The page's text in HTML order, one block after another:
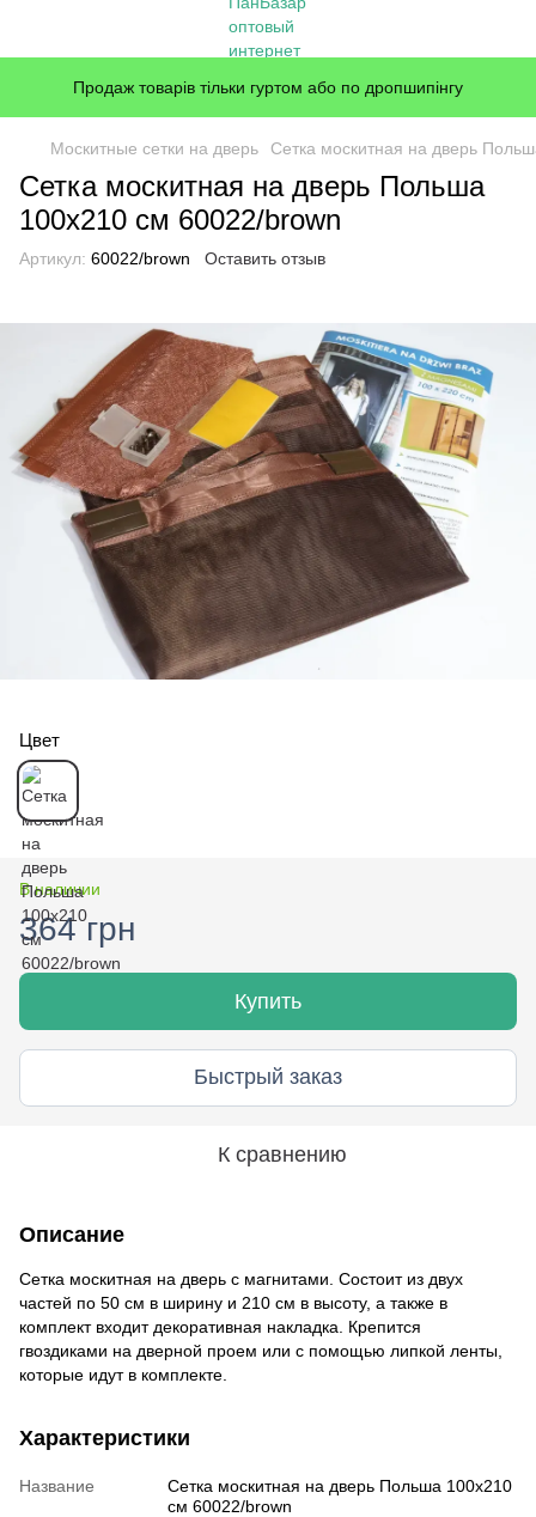
Продаж товарів тільки гуртом або по дропшипінгу
Москитные сетки на дверь Сетка москитная на дверь
Сетка москитная на дверь Польша
100x210 см 60022/brown
Артикул: 60022/brown Оставить отзыв
Цвет
В наличии
364 грн
Купить
Быстрый заказ
К сравнению
Описание
Сетка москитная на дверь с магнитами. Состоит из двух
частей по 50 см в ширину и 210 см в высоту, а также в
комплект входит декоративная накладка. Крепится
гвоздиками на дверной проем или с помощью липкой ленты,
которые идут в комплекте.
Характеристики
Название
Сетка москитная на дверь Польша 100x210
см 60022/brown